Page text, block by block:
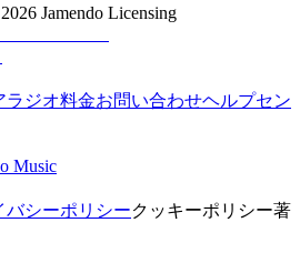
2026 Jamendo Licensing
ラジオ料金お問い合わせヘルプセン
Music
バシーポリシークッキーポリシー著